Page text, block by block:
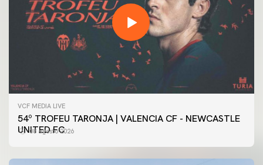
VCF MEDIA LIVE
54º TROFEU TARONJA | VALENCIA CF - NEWCASTLE
UNITED FC
08 agosto 2026